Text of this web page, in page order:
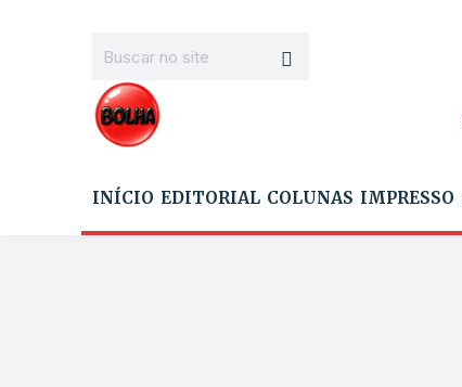
INÍCIO EDITORIAL COLUNAS IMPRESSO